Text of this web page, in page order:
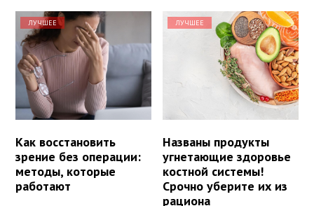
ЛУЧШЕЕ
Как восстановить
зрение без операции:
методы, которые
работают
ЛУЧШЕЕ
Названы продукты
угнетающие здоровье
костной системы!
Срочно уберите их из
рациона